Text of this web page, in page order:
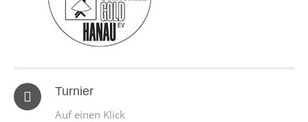
Turnier
Auf einen Klick